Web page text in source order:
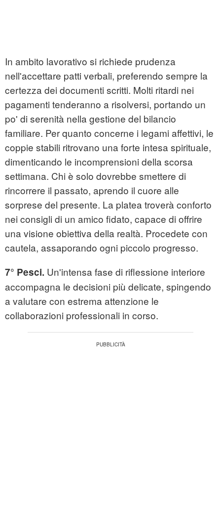
In ambito lavorativo si richiede prudenza
nell'accettare patti verbali, preferendo sempre la
certezza dei documenti scritti. Molti ritardi nei
pagamenti tenderanno a risolversi, portando un
po' di serenità nella gestione del bilancio
familiare. Per quanto concerne i legami affettivi, le
coppie stabili ritrovano una forte intesa spirituale,
dimenticando le incomprensioni della scorsa
settimana. Chi è solo dovrebbe smettere di
rincorrere il passato, aprendo il cuore alle
sorprese del presente. La platea troverà conforto
nei consigli di un amico fidato, capace di offrire
una visione obiettiva della realtà. Procedete con
cautela, assaporando ogni piccolo progresso.
7° Pesci. Un'intensa fase di riflessione interiore
accompagna le decisioni più delicate, spingendo
a valutare con estrema attenzione le
collaborazioni professionali in corso.